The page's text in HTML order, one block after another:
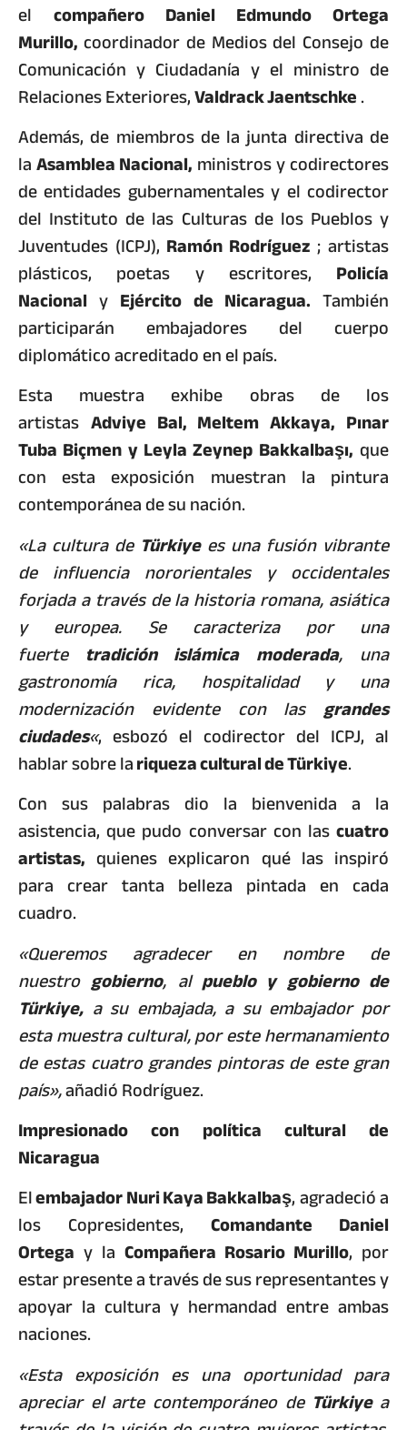
el compañero Daniel Edmundo Ortega
Murillo,coordinador de Medios del Consejo de
Comunicación y Ciudadanía y el ministro de
Relaciones Exteriores,Valdrack Jaentschke.
Además, de miembros de la junta directiva de
laAsamblea Nacional,ministros y codirectores
de entidades gubernamentales y el codirector
del Instituto de las Culturas de los Pueblos y
Juventudes (ICPJ), Ramón Rodríguez ; artistas
plásticos, poetas y escritores, Policía
Nacional y Ejército de Nicaragua. También
participarán embajadores del cuerpo
diplomático acreditado en el país.
Esta muestra exhibe obras de los
artistas Adviye Bal, Meltem Akkaya, Pınar
Tuba Biçmen y Leyla Zeynep Bakkalbaşı, que
con esta exposición muestran la pintura
contemporánea de su nación.
«La cultura de Türkiyees una fusión vibrante
de influencia nororientales y occidentales
forjada a través de la historia romana, asiática
y europea. Se caracteriza por una
fuertetradición islámica moderada, una
gastronomía rica, hospitalidad y una
modernización evidente con las grandes
ciudades«, esbozó el codirector del ICPJ, al
hablar sobre lariqueza cultural de Türkiye.
Con sus palabras dio la bienvenida a la
asistencia, que pudo conversar con lascuatro
artistas, quienes explicaron qué las inspiró
para crear tanta belleza pintada en cada
cuadro.
«Queremos agradecer en nombre de
nuestrogobierno, alpueblo y gobierno de
Türkiye, a su embajada, a su embajador por
esta muestra cultural, por este hermanamiento
de estas cuatro grandes pintoras de este gran
país»,añadió Rodríguez.
Impresionado con política cultural de
Nicaragua
Elembajador Nuri Kaya Bakkalbaş, agradeció a
los Copresidentes, Comandante Daniel
Ortega y la Compañera Rosario Murillo, por
estar presente a través de sus representantes y
apoyar la cultura y hermandad entre ambas
naciones.
«Esta exposición es una oportunidad para
apreciar el arte contemporáneo de Türkiye a